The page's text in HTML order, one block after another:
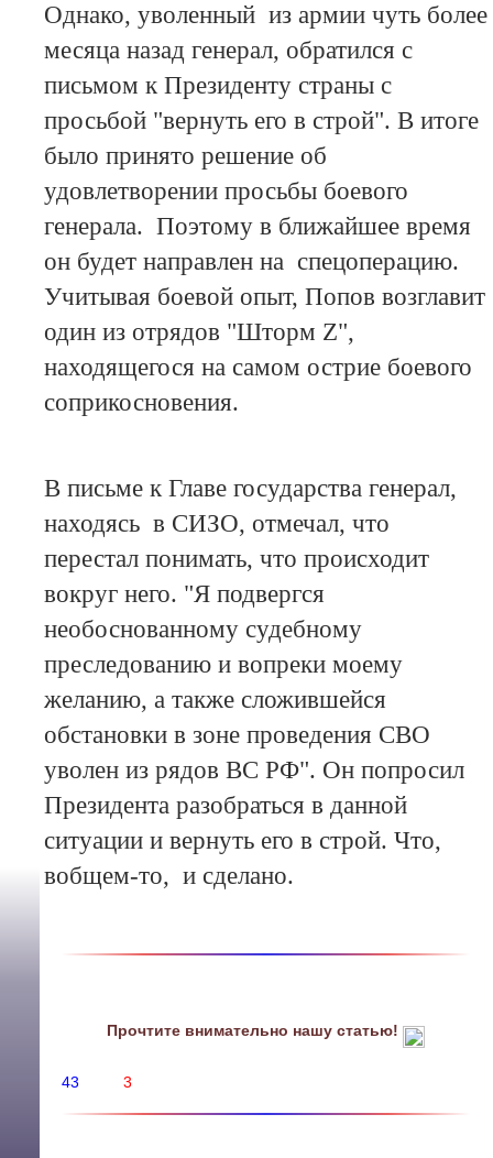
Однако, уволенный из армии чуть более
месяца назад генерал, обратился с
письмом к Президенту страны с
просьбой "вернуть его в строй". В итоге
было принято решение об
удовлетворении просьбы боевого
генерала. Поэтому в ближайшее время
он будет направлен на спецоперацию.
Учитывая боевой опыт, Попов возглавит
один из отрядов "Шторм Z",
находящегося на самом острие боевого
соприкосновения.
В письме к Главе государства генерал,
находясь в СИЗО, отмечал, что
перестал понимать, что происходит
вокруг него. "Я подвергся
необоснованному судебному
преследованию и вопреки моему
желанию, а также сложившейся
обстановки в зоне проведения СВО
уволен из рядов ВС РФ". Он попросил
Президента разобраться в данной
ситуации и вернуть его в строй. Что,
вобщем-то, и сделано.
Прочтите внимательно нашу статью!
43 3